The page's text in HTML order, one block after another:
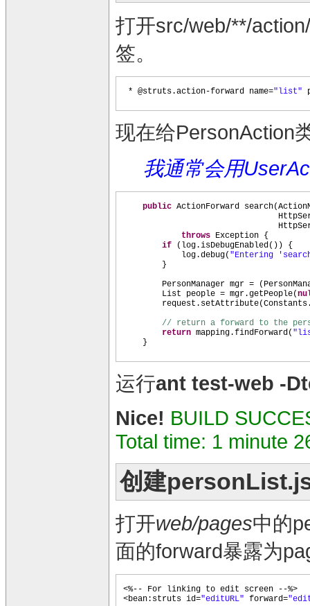
打开src/web/**/
签。
* @struts.action-forward name="list"
现在给PersonAction
我通常会用
public ActionForward search(
throws Exception {
if
( log.isDebugEnabled ()) {
log.debug( "Entering
}
PersonManager mgr =
(
List people = mgr.getPeople(
request.setAttribute(
// return a forward to the
return mapping.findForward (
}
运行ant test-web -
Nice! BUILD
Total time: 1 minute
创建
打开web/pages中的
面的forward暴露为
<%-- For linking to edit screen --%>
<bean:struts id="editURL" forward=